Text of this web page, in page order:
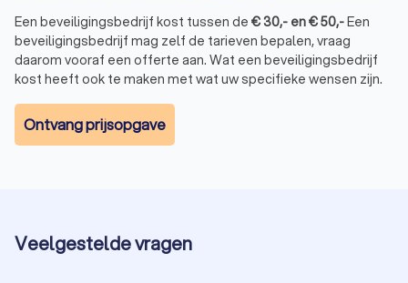
Een beveiligingsbedrijf kost tussen de €30,- en€50,-Een
beveiligingsbedrijf mag zelf de tarieven bepalen, vraag
daarom vooraf een offerte aan. Wat een beveiligingsbedrijf
kost heeft ook te maken met wat uw specifieke wensen zijn.
Ontvang prijsopgave
Veelgestelde vragen